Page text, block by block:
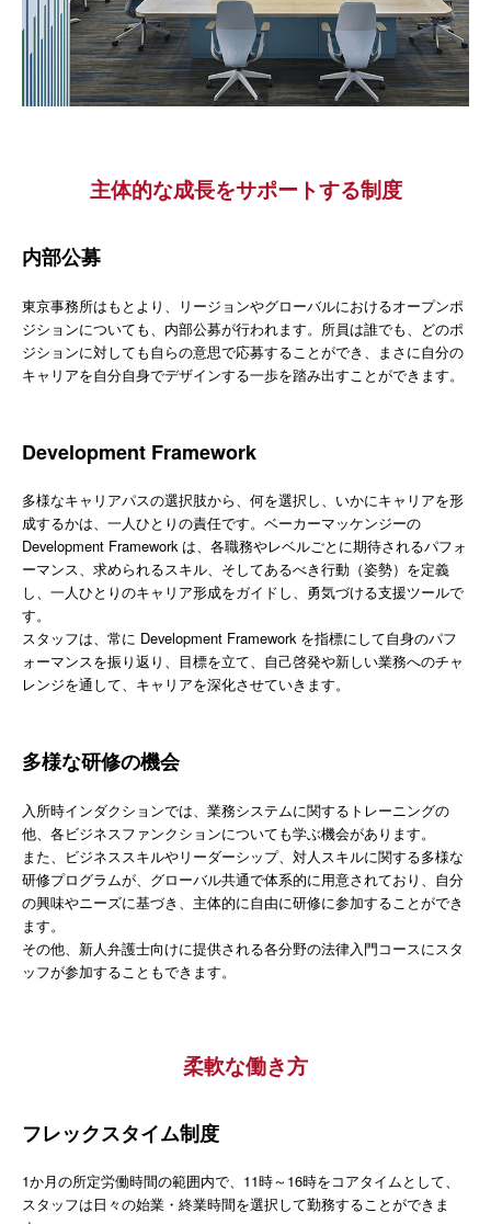
主体的な成長をサポートする制度
内部公募
東京事務所はもとより、リージョンやグローバルにおけるオープンポ
ジションについても、内部公募が行われます。所員は誰でも、どのポ
ジションに対しても自らの意思で応募することができ、まさに自分の
キャリアを自分自身でデザインする一歩を踏み出すことができます。
Development Framework
多様なキャリアパスの選択肢から、何を選択し、いかにキャリアを形
成するかは、一人ひとりの責任です。ベーカーマッケンジーの
Development Framework は、各職務やレベルごとに期待されるパフォ
ーマンス、求められるスキル、そしてあるべき行動（姿勢）を定義
し、一人ひとりのキャリア形成をガイドし、勇気づける支援ツールで
す。
スタッフは、常に Development Framework を指標にして自身のパフ
ォーマンスを振り返り、目標を立て、自己啓発や新しい業務へのチャ
レンジを通して、キャリアを深化させていきます。
多様な研修の機会
入所時インダクションでは、業務システムに関するトレーニングの
他、各ビジネスファンクションについても学ぶ機会があります。
また、ビジネススキルやリーダーシップ、対人スキルに関する多様な
研修プログラムが、グローバル共通で体系的に用意されており、自分
の興味やニーズに基づき、主体的に自由に研修に参加することができ
ます。
その他、新人弁護士向けに提供される各分野の法律入門コースにスタ
ッフが参加することもできます。
柔軟な働き方
フレックスタイム制度
1か月の所定労働時間の範囲内で、11時～16時をコアタイムとして、
スタッフは日々の始業・終業時間を選択して勤務することができま